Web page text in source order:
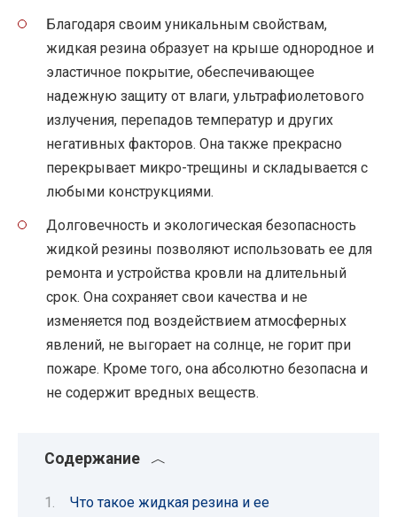
Благодаря своим уникальным свойствам,
жидкая резина образует на крыше однородное и
эластичное покрытие, обеспечивающее
надежную защиту от влаги, ультрафиолетового
излучения, перепадов температур и других
негативных факторов. Она также прекрасно
перекрывает микро-трещины и складывается с
любыми конструкциями.
Долговечность и экологическая безопасность
жидкой резины позволяют использовать ее для
ремонта и устройства кровли на длительный
срок. Она сохраняет свои качества и не
изменяется под воздействием атмосферных
явлений, не выгорает на солнце, не горит при
пожаре. Кроме того, она абсолютно безопасна и
не содержит вредных веществ.
Содержание
Что такое жидкая резина и ее